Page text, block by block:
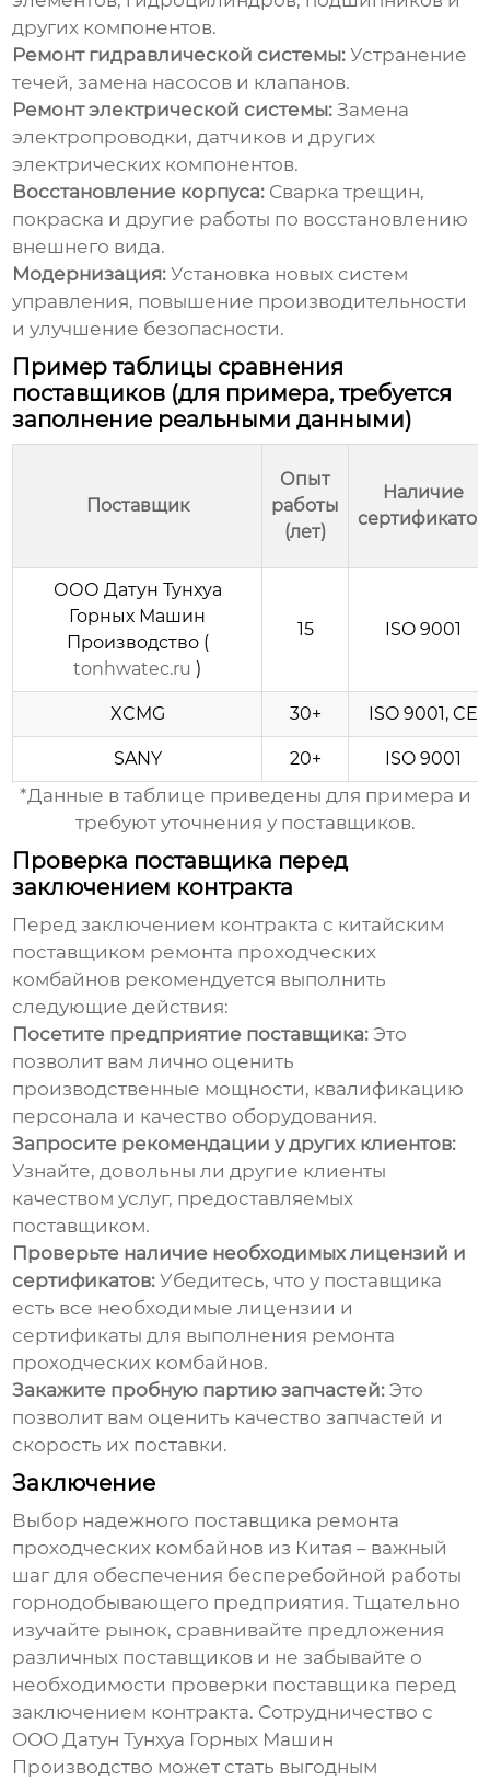
других компонентов.
Ремонт гидравлической системы: Устранение
течей, замена насосов и клапанов.
Ремонт электрической системы: Замена
электропроводки, датчиков и других
электрических компонентов.
Восстановление корпуса: Сварка трещин,
покраска и другие работы по восстановлению
внешнего вида.
Модернизация: Установка новых систем
управления, повышение производительности
и улучшение безопасности.
Пример таблицы сравнения
поставщиков (для примера, требуется
заполнение реальными данными)
Поставщик
Опыт
работы
(лет)
Наличие
сертификатов
ООО Датун Тунхуа
Горных Машин
Производство (
tonhwatec.ru )
15 ISO 9001
XCMG 30+ ISO 9001, CE
SANY 20+ ISO 9001
*Данные в таблице приведены для примера и
требуют уточнения у поставщиков.
Проверка поставщика перед
заключением контракта
Перед заключением контракта с китайским
поставщиком ремонта проходческих
комбайнов рекомендуется выполнить
следующие действия:
Посетите предприятие поставщика: Это
позволит вам лично оценить
производственные мощности, квалификацию
персонала и качество оборудования.
Запросите рекомендации у других клиентов:
Узнайте, довольны ли другие клиенты
качеством услуг, предоставляемых
поставщиком.
Проверьте наличие необходимых лицензий и
сертификатов: Убедитесь, что у поставщика
есть все необходимые лицензии и
сертификаты для выполнения ремонта
проходческих комбайнов.
Закажите пробную партию запчастей: Это
позволит вам оценить качество запчастей и
скорость их поставки.
Заключение
Выбор надежного поставщика ремонта
проходческих комбайнов из Китая – важный
шаг для обеспечения бесперебойной работы
горнодобывающего предприятия. Тщательно
изучайте рынок, сравнивайте предложения
различных поставщиков и не забывайте о
необходимости проверки поставщика перед
заключением контракта. Сотрудничество с
ООО Датун Тунхуа Горных Машин
Производство может стать выгодным